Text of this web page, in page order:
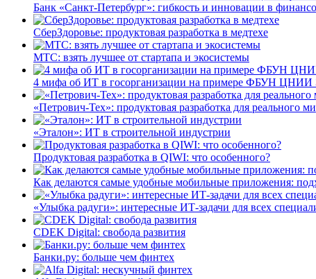
Банк «Санкт-Петербург»: гибкость и инновации в
СберЗдоровье: продуктовая разработка в медтехе
МТС: взять лучшее от стартапа и экосистемы
4 мифа об ИТ в госорганизации на примере ФБУН ЦНИИ
«Петрович-Тех»: продуктовая разработка для реального
«Эталон»: ИТ в строительной индустрии
Продуктовая разработка в QIWI: что особенного?
Как делаются самые удобные мобильные приложения:
«Улыбка радуги»: интересные ИТ-задачи для всех
CDEK Digital: свобода развития
Банки.ру: больше чем финтех